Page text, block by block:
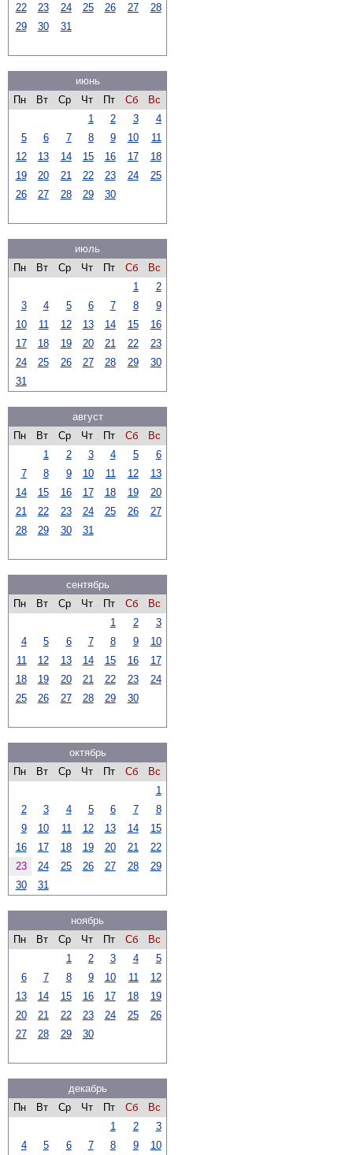
22 23 24 25 26 27
28
29
30 31
июнь
Пн
Вт Ср Чт Пт Сб
Вс
1
2 3
4
5
6 7 8 9 10
11
12
13 14 15 16 17
18
19
20 21 22 23 24
25
26
27 28 29 30
июль
Пн
Вт Ср Чт Пт Сб
Вс
1
2
3
4 5 6 7 8
9
10
11 12 13 14 15
16
17
18 19 20 21 22
23
24
25 26 27 28 29
30
31
август
Пн
Вт Ср Чт Пт Сб
Вс
1
2 3 4 5
6
7
8 9 10 11 12
13
14
15 16 17 18 19
20
21
22 23 24 25 26
27
28
29 30 31
сентябрь
Пн
Вт Ср Чт Пт Сб
Вс
1
2
3
4
5 6 7 8 9
10
11
12 13 14 15 16
17
18
19 20 21 22 23
24
25
26 27 28 29 30
октябрь
Пн
Вт Ср Чт Пт Сб
Вс
1
2
3 4 5 6 7
8
9
10 11 12 13 14
15
16
17 18 19 20 21
22
23
24 25 26 27 28
29
30
31
ноябрь
Пн
Вт Ср Чт Пт Сб
Вс
1
2 3 4
5
6
7 8 9 10 11
12
13
14 15 16 17 18
19
20
21 22 23 24 25
26
27
28 29 30
декабрь
Пн
Вт Ср Чт Пт Сб
Вс
1
2
3
4
5 6 7 8 9
10